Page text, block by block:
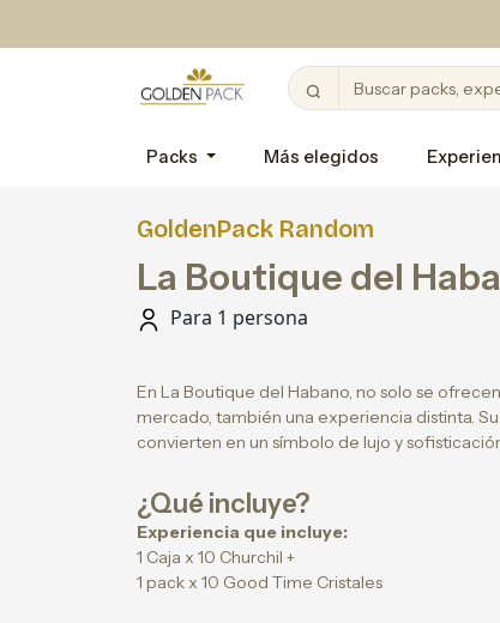
Packs Más elegidos
GoldenPack Random
La Boutique del
Para 1 persona
En La Boutique del Habano, no solo se
mercado, también una experiencia distinta.
convierten en un símbolo de lujo y
¿Qué incluye?
Experiencia que incluye:
1 Caja x 10 Churchil +
1 pack x 10 Good Time Cristales